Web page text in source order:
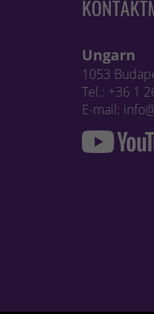
Ungarn
1053
Tel.: +36 1
E-mail: